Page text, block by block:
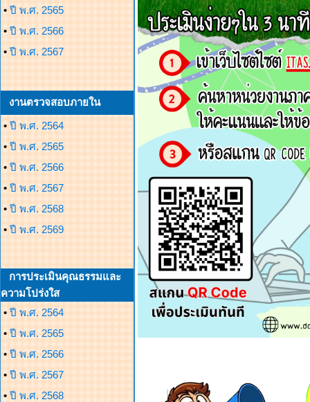
• ปี พ.ศ. 2565
• ปี พ.ศ. 2566
• ปี พ.ศ. 2567
งานตรวจสอบภายใน
• ปี พ.ศ. 2564
• ปี พ.ศ. 2565
• ปี พ.ศ. 2566
• ปี พ.ศ. 2567
• ปี พ.ศ. 2568
• ปี พ.ศ. 2569
การประเมินคุณธรรมและ
ความโปร่งใส
• ปี พ.ศ. 2564
• ปี พ.ศ. 2565
• ปี พ.ศ. 2566
• ปี พ.ศ. 2567
• ปี พ.ศ. 2568